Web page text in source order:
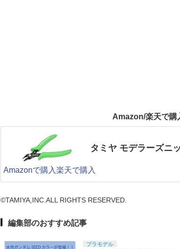
Amazon/楽天で購
タミヤ モデラーズニ
Amazonで購入楽天で購入
©TAMIYA,INC.ALL RIGHTS RESERVED.
編集部のおすすめ記事
プラモデル